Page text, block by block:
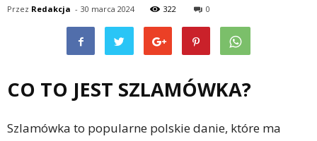
Przez Redakcja - 30 marca 2024 322 0
CO TO JEST SZLAMÓWKA?
Szlamówka to popularne polskie danie, które ma